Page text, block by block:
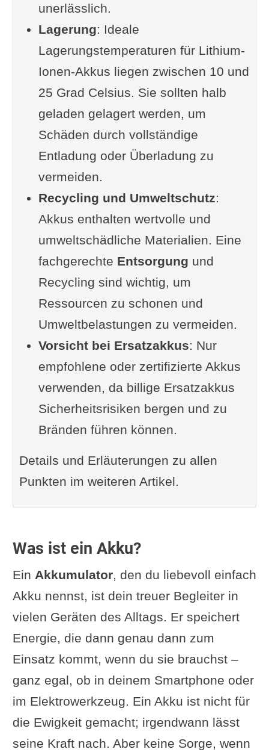
Akku vs. Benzin
Akku vs. Kabel
Ergänzung oder Frage von dir?
Weiterlesen
unerlässlich.
Lagerung: Ideale
Lagerungstemperaturen für Lithium-
Ionen-Akkus liegen zwischen 10 und
25 Grad Celsius. Sie sollten halb
geladen gelagert werden, um
Schäden durch vollständige
Entladung oder Überladung zu
vermeiden.
Recycling und Umweltschutz:
Akkus enthalten wertvolle und
umweltschädliche Materialien. Eine
fachgerechte Entsorgung und
Recycling sind wichtig, um
Ressourcen zu schonen und
Umweltbelastungen zu vermeiden.
Vorsicht bei Ersatzakkus: Nur
empfohlene oder zertifizierte Akkus
verwenden, da billige Ersatzakkus
Sicherheitsrisiken bergen und zu
Bränden führen können.
Details und Erläuterungen zu allen
Punkten im weiteren Artikel.
Was ist ein Akku?
Ein Akkumulator, den du liebevoll einfach
Akku nennst, ist dein treuer Begleiter in
vielen Geräten des Alltags. Er speichert
Energie, die dann genau dann zum
Einsatz kommt, wenn du sie brauchst –
ganz egal, ob in deinem Smartphone oder
im Elektrowerkzeug. Ein Akku ist nicht für
die Ewigkeit gemacht; irgendwann lässt
seine Kraft nach. Aber keine Sorge, wenn